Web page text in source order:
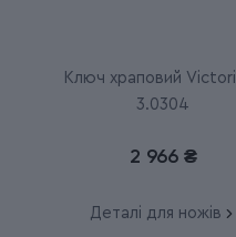
Ключ храповий
3.0304
2 966 ₴
Деталі для ножів